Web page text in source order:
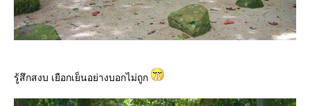
รู้สึกสงบ เยือกเย็นอย่างบอกไม่ถูก